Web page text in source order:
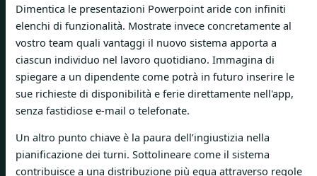
Dimentica le presentazioni Powerpoint aride con infiniti
elenchi di funzionalità. Mostrate invece concretamente al
vostro team quali vantaggi il nuovo sistema apporta a
ciascun individuo nel lavoro quotidiano. Immagina di
spiegare a un dipendente come potrà in futuro inserire le
sue richieste di disponibilità e ferie direttamente nell'app,
senza fastidiose e-mail o telefonate.
Un altro punto chiave è la paura dell’ingiustizia nella
pianificazione dei turni. Sottolineare come il sistema
contribuisce a una distribuzione più equa attraverso regole